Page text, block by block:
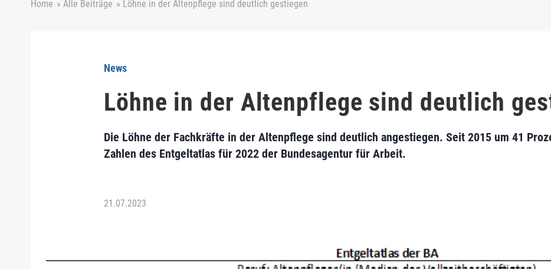
Home » Alle Beiträge » Löhne in der Altenpflege sind deutlich gestiegen
News
Löhne in der Altenpflege sind deutlich
Die Löhne der Fachkräfte in der Altenpflege sind deutlich angestiegen. Seit 2015 um 41
Zahlen des Entgeltatlas für 2022 der Bundesagentur für Arbeit.
21.07.2023